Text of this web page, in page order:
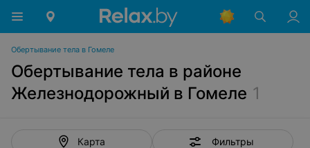
Обертывание тела в Гомеле
Обертывание тела в районе
Железнодорожный в Гомеле 1
Карта Фильтры